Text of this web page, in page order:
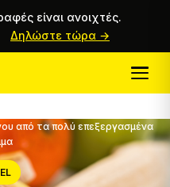
είναι ανοιχτές.
Δηλώστε τώρα →
από τα πολύ επεξεργασμένα